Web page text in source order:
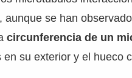
aunque se han
circunferencia de un
su exterior y el hueco